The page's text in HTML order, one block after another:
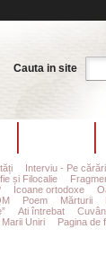
Cauta in site
Interviu - Pe
și Filocalie
Icoane ortodoxe
Poem Mărturii
Ati întrebat
Uniri Pagina de